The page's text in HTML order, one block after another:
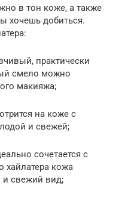
в тон коже, а также
хочешь добиться.
практически
смело можно
макияжа;
на коже с
и свежей;
сочетается с
хайлатера кожа
и свежий вид;